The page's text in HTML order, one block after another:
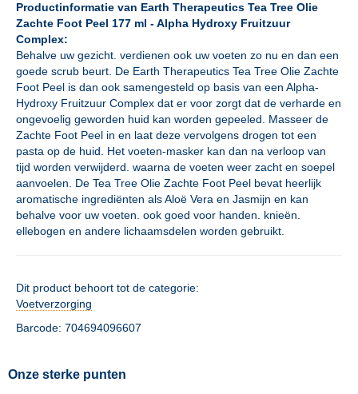
Productinformatie van Earth Therapeutics Tea Tree Olie
Zachte Foot Peel 177 ml - Alpha Hydroxy Fruitzuur
Complex:
Behalve uw gezicht. verdienen ook uw voeten zo nu en dan een
goede scrub beurt. De Earth Therapeutics Tea Tree Olie Zachte
Foot Peel is dan ook samengesteld op basis van een Alpha-
Hydroxy Fruitzuur Complex dat er voor zorgt dat de verharde en
ongevoelig geworden huid kan worden gepeeled. Masseer de
Zachte Foot Peel in en laat deze vervolgens drogen tot een
pasta op de huid. Het voeten-masker kan dan na verloop van
tijd worden verwijderd. waarna de voeten weer zacht en soepel
aanvoelen. De Tea Tree Olie Zachte Foot Peel bevat heerlijk
aromatische ingrediënten als Aloë Vera en Jasmijn en kan
behalve voor uw voeten. ook goed voor handen. knieën.
ellebogen en andere lichaamsdelen worden gebruikt.
Dit product behoort tot de categorie:
Voetverzorging
Barcode: 704694096607
Onze sterke punten